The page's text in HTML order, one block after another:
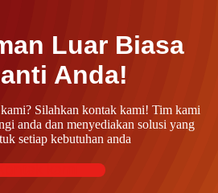
Luar Biasa
Anda!
Silahkan kontak kami! Tim kami
anda dan menyediakan solusi yang
setiap kebutuhan anda
kami